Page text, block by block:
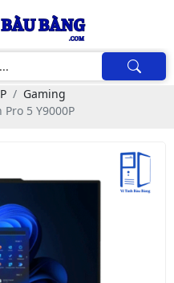
Gaming
5 Y9000P